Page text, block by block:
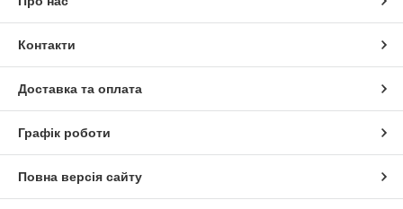
Контакти
Доставка та оплата
Графік роботи
Повна версія сайту